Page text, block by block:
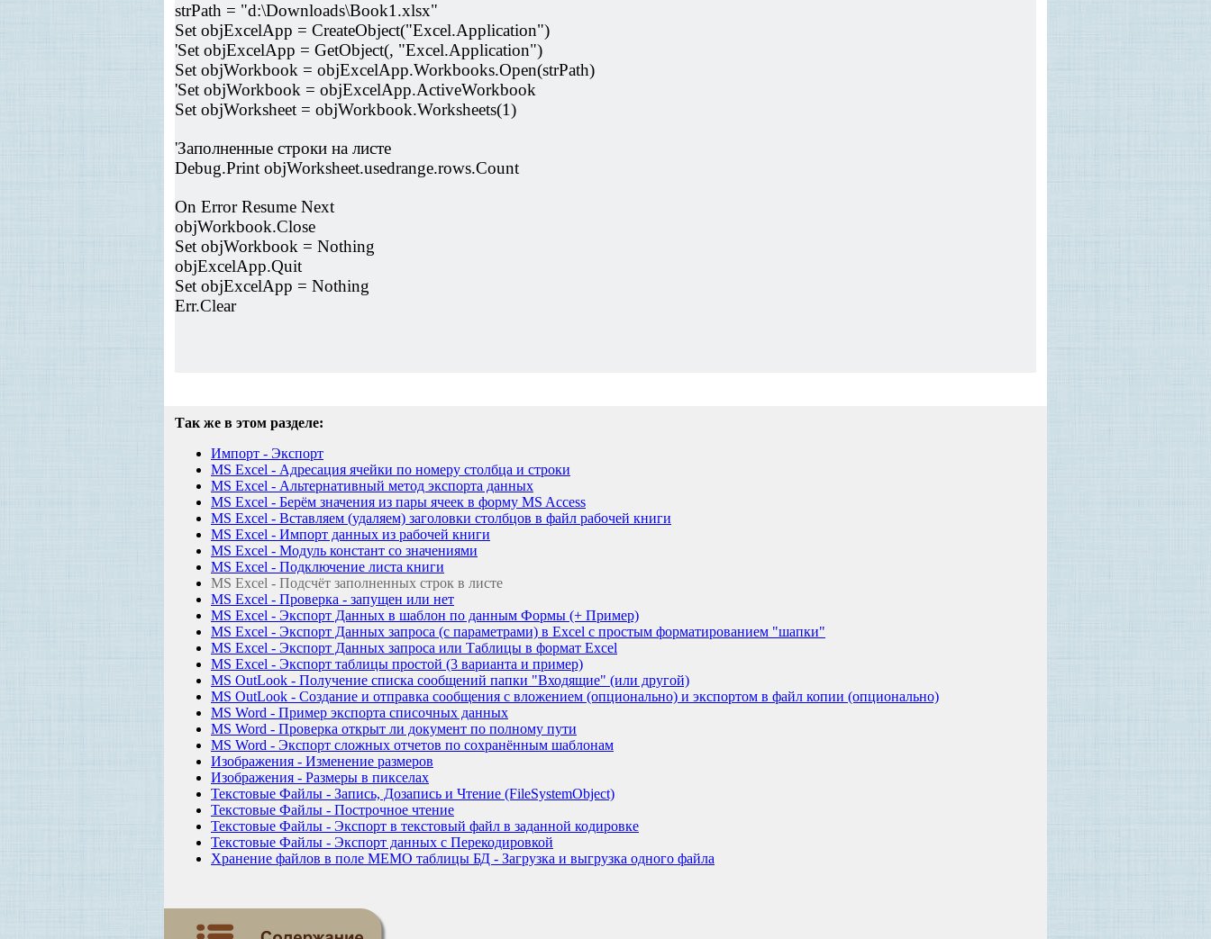
strPath = "d:\Downloads\Book1.xlsx"
Set objExcelApp = CreateObject("Excel.Application")
'Set objExcelApp = GetObject(, "Excel.Application")
Set objWorkbook = objExcelApp.Workbooks.Open(strPath)
'Set objWorkbook = objExcelApp.ActiveWorkbook
Set objWorksheet = objWorkbook.Worksheets(1)
'Заполненные строки на листе
Debug.Print objWorksheet.usedrange.rows.Count
On Error Resume Next
objWorkbook.Close
Set objWorkbook = Nothing
objExcelApp.Quit
Set objExcelApp = Nothing
Err.Clear
Так же в этом разделе:
Импорт - Экспорт
MS Excel - Адресация ячейки по номеру столбца и строки
MS Excel - Альтернативный метод экспорта данных
MS Excel - Берём значения из пары ячеек в форму MS Access
MS Excel - Вставляем (удаляем) заголовки столбцов в файл рабочей книги
MS Excel - Импорт данных из рабочей книги
MS Excel - Модуль констант со значениями
MS Excel - Подключение листа книги
MS Excel - Подсчёт заполненных строк в листе
MS Excel - Проверка - запущен или нет
MS Excel - Экспорт Данных в шаблон по данным Формы (+ Пример)
MS Excel - Экспорт Данных запроса (с параметрами) в Excel c простым форматированием "шапки"
MS Excel - Экспорт Данных запроса или Таблицы в формат Excel
MS Excel - Экспорт таблицы простой (3 варианта и пример)
MS OutLook - Получение списка сообщений папки "Входящие" (или другой)
MS OutLook - Создание и отправка сообщения с вложением (опционально) и экспортом в файл копии (опционально)
MS Word - Пример экспорта списочных данных
MS Word - Проверка открыт ли документ по полному пути
MS Word - Экспорт сложных отчетов по сохранённым шаблонам
Изображения - Изменение размеров
Изображения - Размеры в пикселах
Текстовые Файлы - Запись, Дозапись и Чтение (FileSystemObject)
Текстовые Файлы - Построчное чтение
Текстовые Файлы - Экспорт в текстовый файл в заданной кодировке
Текстовые Файлы - Экспорт данных с Перекодировкой
Хранение файлов в поле MEMO таблицы БД - Загрузка и выгрузка одного файла